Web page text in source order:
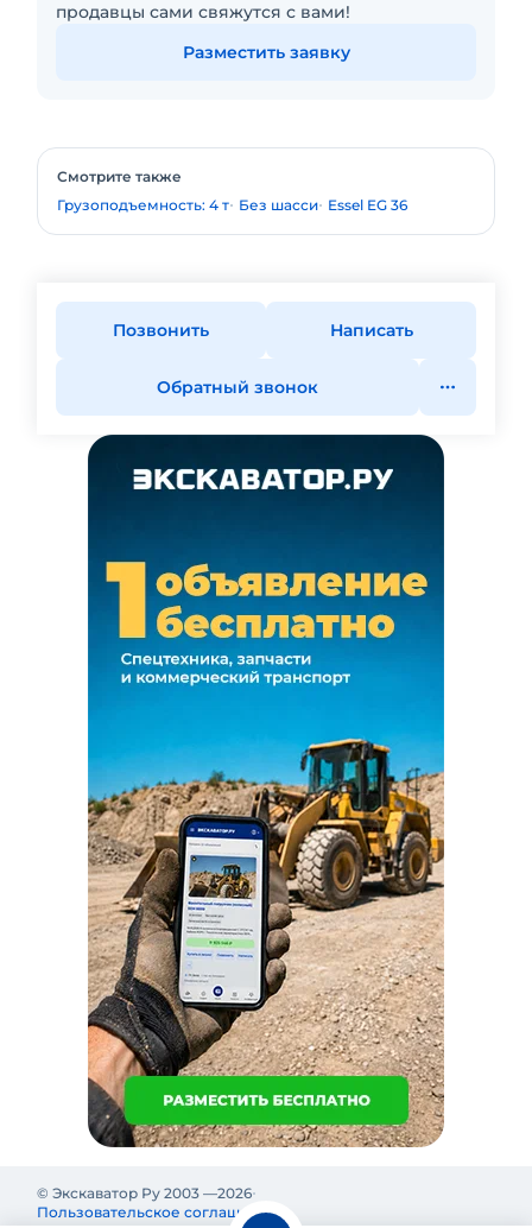
продавцы сами свяжутся с вами!
Разместить заявку
Смотрите также
Грузоподъемность: 4 т Без шасси Essel EG 36
Позвонить Написать
Обратный звонок
© Экскаватор Ру 2003 —2026
Пользовательское соглашение